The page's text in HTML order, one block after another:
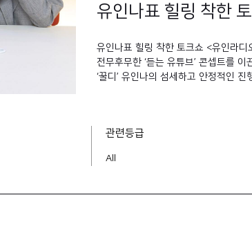
유인나표 힐링 착한
유인나표 힐링 착한 토크쇼 <유인라디
전무후무한 ‘듣는 유튜브’ 콘셉트를
‘꿀디’ 유인나의 섬세하고 안정적인
관련등급
All